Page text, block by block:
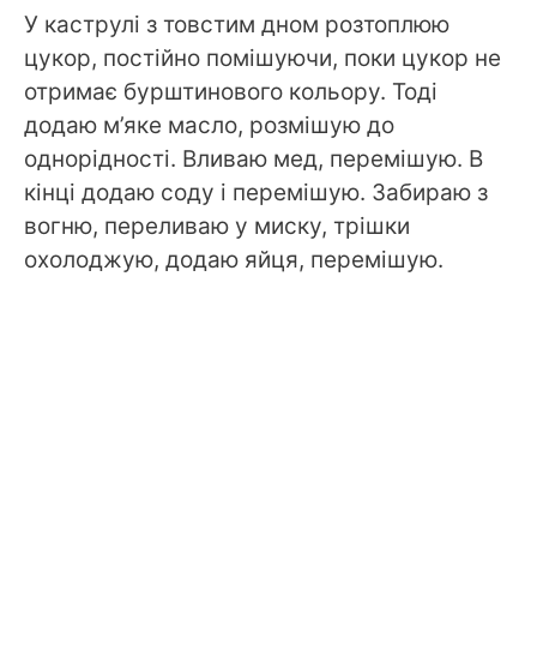
У каструлі з товстим дном розтоплюю
цукор, постійно помішуючи, поки цукор не
отримає бурштинового кольору. Тоді
додаю м’яке масло, розмішую до
однорідності. Вливаю мед, перемішую. В
кінці додаю соду і перемішую. Забираю з
вогню, переливаю у миску, трішки
охолоджую, додаю яйця, перемішую.